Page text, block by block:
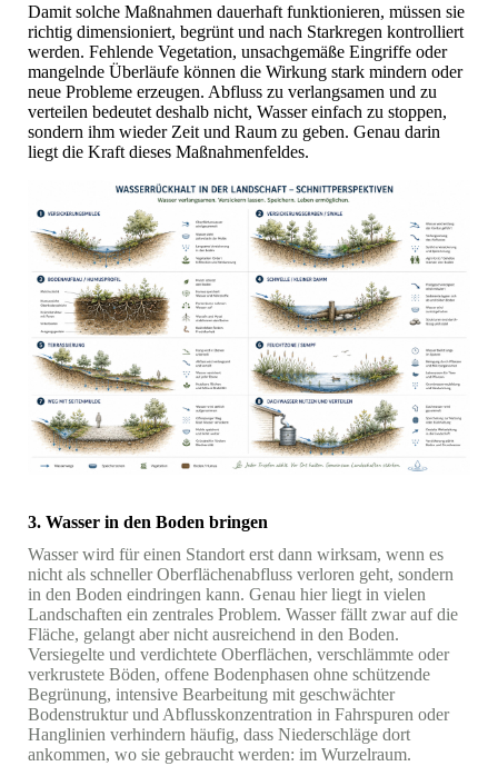
Damit solche Maßnahmen dauerhaft funktionieren, müssen sie
richtig dimensioniert, begrünt und nach Starkregen kontrolliert
werden. Fehlende Vegetation, unsachgemäße Eingriffe oder
mangelnde Überläufe können die Wirkung stark mindern oder
neue Probleme erzeugen. Abfluss zu verlangsamen und zu
verteilen bedeutet deshalb nicht, Wasser einfach zu stoppen,
sondern ihm wieder Zeit und Raum zu geben. Genau darin
liegt die Kraft dieses Maßnahmenfeldes.
3. Wasser in den Boden bringen
Wasser wird für einen Standort erst dann wirksam, wenn es
nicht als schneller Oberflächenabfluss verloren geht, sondern
in den Boden eindringen kann. Genau hier liegt in vielen
Landschaften ein zentrales Problem. Wasser fällt zwar auf die
Fläche, gelangt aber nicht ausreichend in den Boden.
Versiegelte und verdichtete Oberflächen, verschlämmte oder
verkrustete Böden, offene Bodenphasen ohne schützende
Begrünung, intensive Bearbeitung mit geschwächter
Bodenstruktur und Abflusskonzentration in Fahrspuren oder
Hanglinien verhindern häufig, dass Niederschläge dort
ankommen, wo sie gebraucht werden: im Wurzelraum.